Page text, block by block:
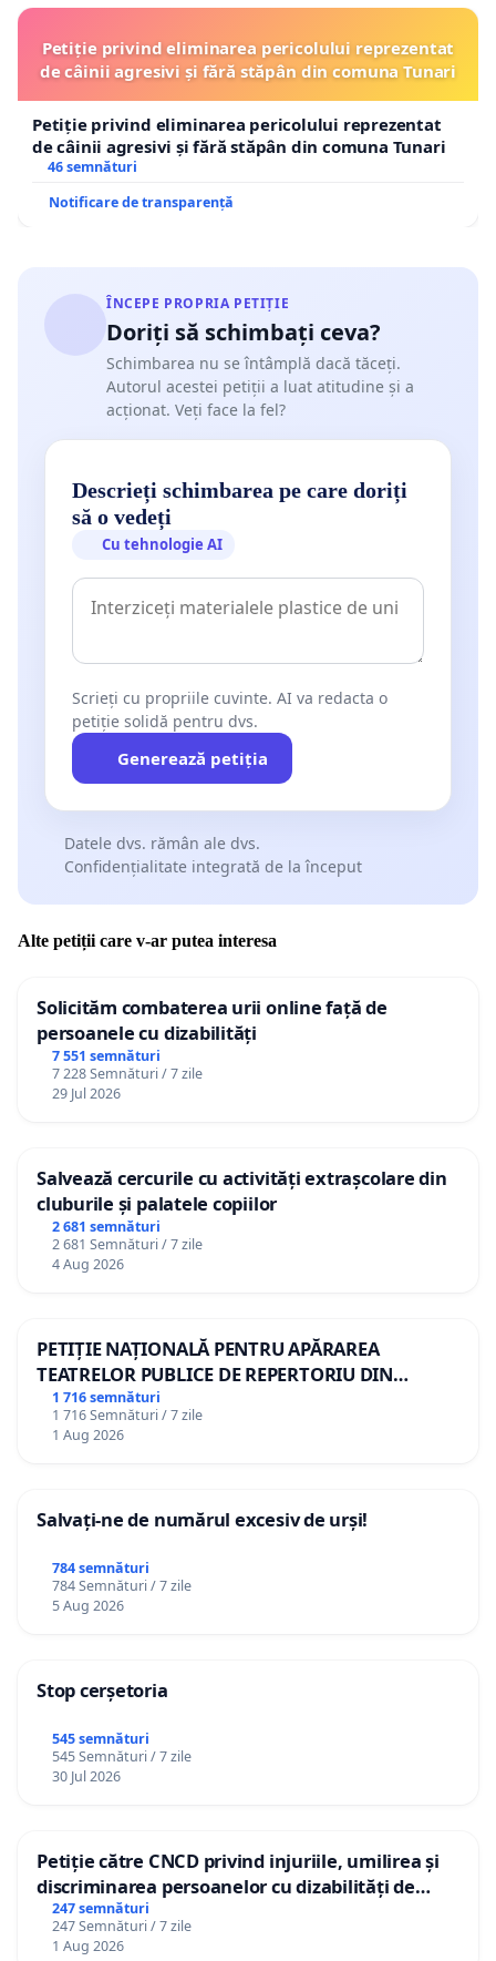
Petiție privind eliminarea pericolului reprezentat
de câinii agresivi și fără stăpân din comuna Tunari
Petiție privind eliminarea pericolului reprezentat
de câinii agresivi și fără stăpân din comuna Tunari
46 semnături
Notificare de transparență
ÎNCEPE PROPRIA PETIȚIE
Doriți să schimbați ceva?
Schimbarea nu se întâmplă dacă tăceți.
Autorul acestei petiții a luat atitudine și a
acționat. Veți face la fel?
Descrieți schimbarea pe care doriți
să o vedeți
Cu tehnologie AI
Scrieți cu propriile cuvinte. AI va redacta o
petiție solidă pentru dvs.
Generează petiția
Datele dvs. rămân ale dvs.
Confidențialitate integrată de la început
Alte petiții care v-ar putea interesa
Solicităm combaterea urii online față de
persoanele cu dizabilități
7 551 semnături
7 228 Semnături / 7 zile
29 Jul 2026
Salvează cercurile cu activități extrașcolare din
cluburile și palatele copiilor
2 681 semnături
2 681 Semnături / 7 zile
4 Aug 2026
PETIȚIE NAȚIONALĂ PENTRU APĂRAREA
TEATRELOR PUBLICE DE REPERTORIU DIN
ROMÂNIA
1 716 semnături
1 716 Semnături / 7 zile
1 Aug 2026
Salvați-ne de numărul excesiv de urși!
784 semnături
784 Semnături / 7 zile
5 Aug 2026
Stop cerșetoria
545 semnături
545 Semnături / 7 zile
30 Jul 2026
Petiție către CNCD privind injuriile, umilirea și
discriminarea persoanelor cu dizabilități de
către utilizatorul TikTok „Gorici”
247 semnături
247 Semnături / 7 zile
1 Aug 2026